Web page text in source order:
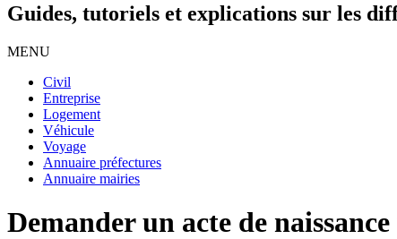
Guides, tutoriels et explications sur les
MENU
Civil
Entreprise
Logement
Véhicule
Voyage
Annuaire préfectures
Annuaire mairies
Demander un acte de